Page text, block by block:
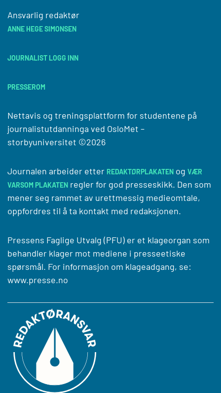
Ansvarlig redaktør
ANNE HEGE SIMONSEN
JOURNALIST LOGG INN
PRESSEROM
Nettavis og treningsplattform for studentene på
journalistutdanninga ved OsloMet –
storbyuniversitet ©2026
Journalen arbeider etter REDAKTØRPLAKATEN og VÆR
VARSOM PLAKATEN regler for god presseskikk. Den som
mener seg rammet av urettmessig medieomtale,
oppfordres til å ta kontakt med redaksjonen.
Pressens Faglige Utvalg (PFU) er et klageorgan som
behandler klager mot mediene i presseetiske
spørsmål. For informasjon om klageadgang, se:
www.presse.no